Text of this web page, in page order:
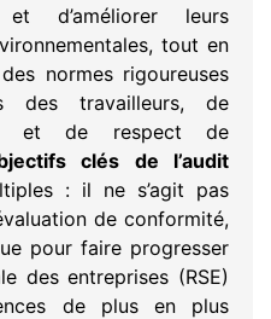
et d’améliorer leurs
tout en
normes rigoureuses
des travailleurs, de
et de respect de
clés de l’audit
: il ne s’agit pas
de conformité,
pour faire progresser
des entreprises (RSE)
de plus en plus